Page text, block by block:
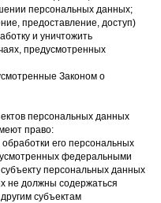
персональных данных;
предоставление, доступ)
и уничтожить
предусмотренных
Законом о
персональных данных
право:
его персональных
федеральными
персональных данных
не должны содержаться
субъектам